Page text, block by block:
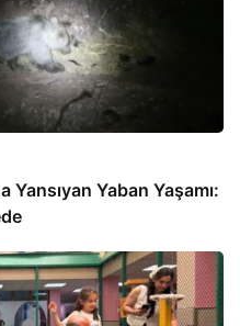
Yansıyan Yaban Yaşamı: